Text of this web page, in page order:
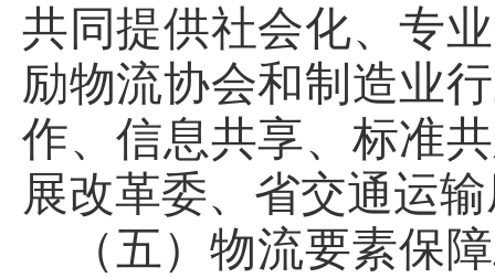
共同提供社会化、专
励物流协会和制造业
作、信息共享、标准
展改革委、省交通运
（五）物流要素保